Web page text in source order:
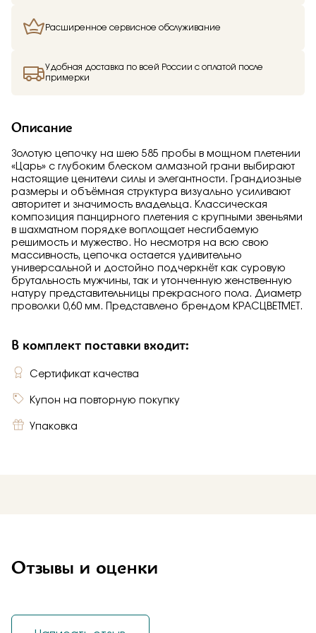
Расширенное сервисное обслуживание
Удобная доставка по всей России с оплатой после
примерки
Описание
Золотую цепочку на шею 585 пробы в мощном плетении
«Царь» с глубоким блеском алмазной грани выбирают
настоящие ценители силы и элегантности. Грандиозные
размеры и объёмная структура визуально усиливают
авторитет и значимость владельца. Классическая
композиция панцирного плетения с крупными звеньями
в шахматном порядке воплощает несгибаемую
решимость и мужество. Но несмотря на всю свою
массивность, цепочка остается удивительно
универсальной и достойно подчеркнёт как суровую
брутальность мужчины, так и утонченную женственную
натуру представительницы прекрасного пола. Диаметр
проволки 0,60 мм. Представлено брендом КРАСЦВЕТМЕТ.
В комплект поставки входит:
Сертификат качества
Купон на повторную покупку
Упаковка
Отзывы и оценки